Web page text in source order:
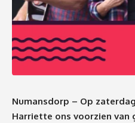
Numansdorp – Op
Harriette ons voorzien van